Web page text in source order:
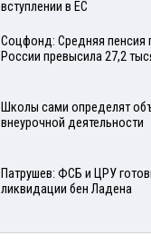
вступлении в ЕС
Соцфонд: Средняя пенсия
России превысила 27,2
Школы сами определят
внеурочной деятельности
Патрушев: ФСБ и ЦРУ
ликвидации бен Ладена